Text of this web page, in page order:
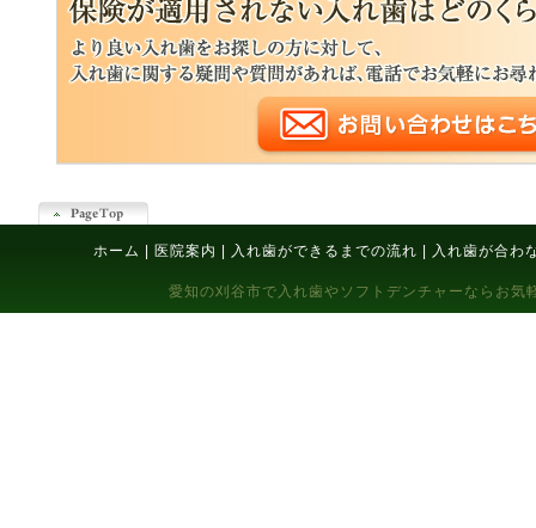
ホーム 医院案内 入れ歯ができるまでの流れ 入れ歯が合わ
愛知の刈谷市で入れ歯やソフトデンチャーなら